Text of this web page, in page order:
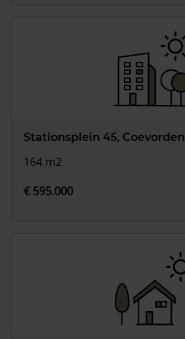
Stationsplein 45, Coevorden
164 m2
€ 595.000